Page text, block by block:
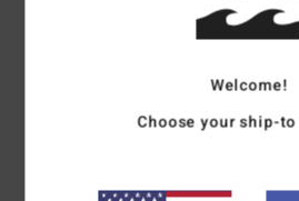
coupe boxy pour un
Label tissé à l'intérieur
Welcome!
Choose your ship-